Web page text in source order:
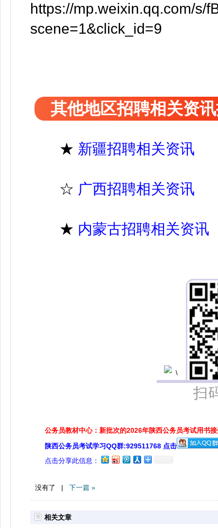
https://mp.weixin.qq.com/s/
scene=1&click_id=9
其他地区招聘相关资
★ 新疆招聘相关资讯
☆ 广西招聘相关资讯
★ 内蒙古招聘相关资讯
扫
公务员教材中心：新批次的2026年陕西公务员考试用书
陕西公务员考试学习QQ群:929511768 点击
点击分享此信息：
没有了 | 下一篇 »
相关文章